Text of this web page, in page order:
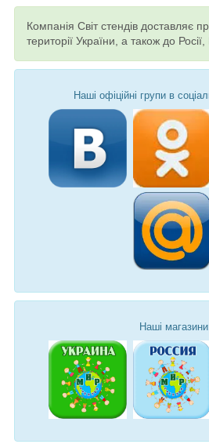
Компанія Світ стендів доставляє
території України, а також до
Наші офіційні групи в
Наші